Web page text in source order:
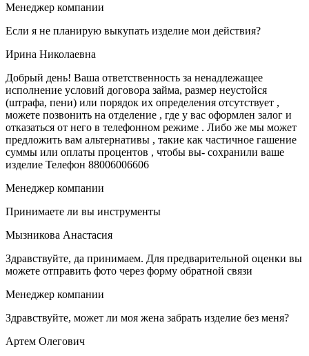
Менеджер компании
Если я не планирую выкупать изделие мои действия?
Ирина Николаевна
Добрый день! Ваша ответственность за ненадлежащее
исполнение условий договора займа, размер неустойся
(штрафа, пени) или порядок их определения отсутствует ,
можете позвонить на отделение , где у вас оформлен залог и
отказаться от него в телефонном режиме . Либо же мы может
предложить вам альтернативы , такие как частичное гашение
суммы или оплаты процентов , чтобы вы- сохранили ваше
изделие Телефон 88006006606
Менеджер компании
Принимаете ли вы инструменты
Мызникова Анастасия
Здравствуйте, да принимаем. Для предварительной оценки вы
можете отправить фото через форму обратной связи
Менеджер компании
Здравствуйте, может ли моя жена забрать изделие без меня?
Артем Олегович